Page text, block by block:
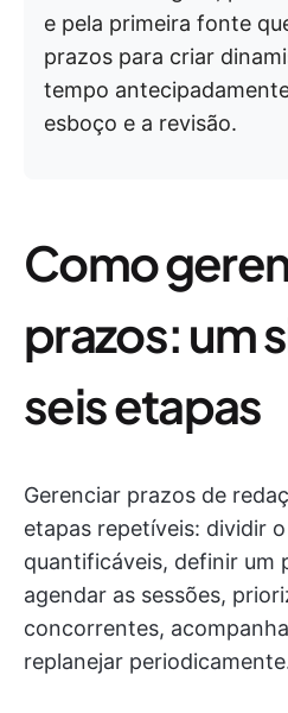
e pela primeira fonte
prazos para criar
tempo
esboço e a revisão.
Como
prazos: um
seis etapas
Gerenciar prazos de
etapas repetíveis: dividir
quantificáveis, definir um
agendar as sessões,
concorrentes,
replanejar